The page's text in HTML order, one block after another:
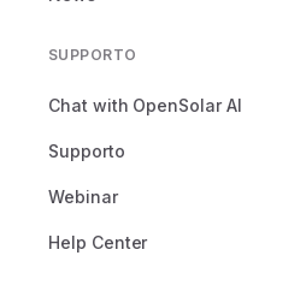
SUPPORTO
Chat with OpenSolar AI
Supporto
Webinar
Help Center